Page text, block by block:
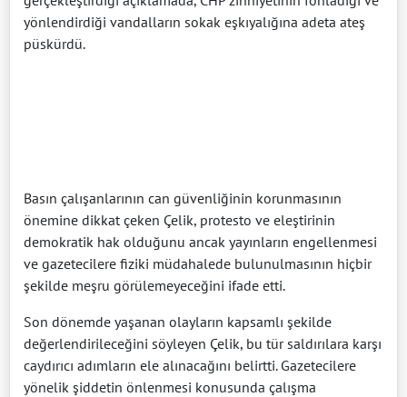
yönlendirdiği vandalların sokak eşkıyalığına adeta ateş
püskürdü.
Basın çalışanlarının can güvenliğinin korunmasının
önemine dikkat çeken Çelik, protesto ve eleştirinin
demokratik hak olduğunu ancak yayınların engellenmesi
ve gazetecilere fiziki müdahalede bulunulmasının hiçbir
şekilde meşru görülemeyeceğini ifade etti.
Son dönemde yaşanan olayların kapsamlı şekilde
değerlendirileceğini söyleyen Çelik, bu tür saldırılara karşı
caydırıcı adımların ele alınacağını belirtti. Gazetecilere
yönelik şiddetin önlenmesi konusunda çalışma